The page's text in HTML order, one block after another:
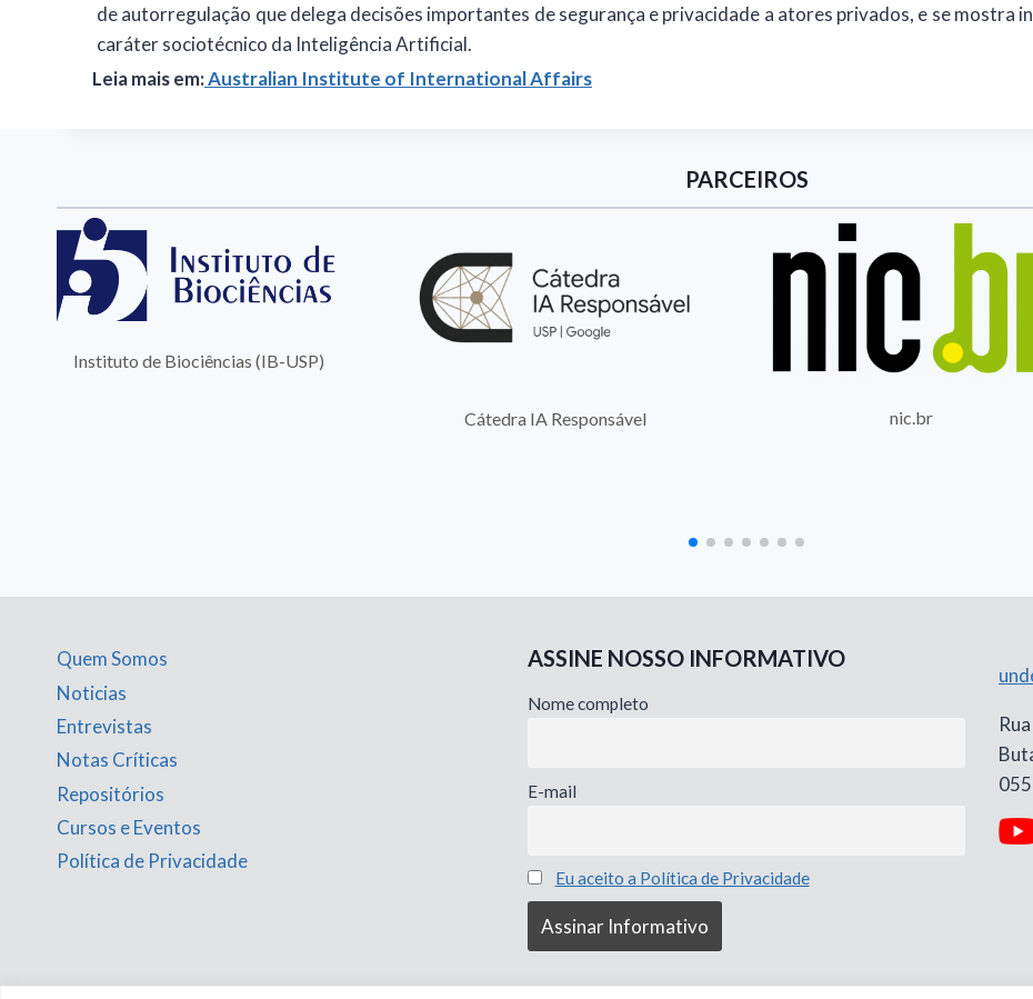
de autorregulação que delega decisões importantes de segurança e privacidade a atores privados, e se mostra
caráter sociotécnico da Inteligência Artificial.
Leia mais em:Australian Institute of International Affairs
PARCEIROS
Instituto de Biociências (IB-USP)
Cátedra IA Responsável
nic.br
Quem Somos
Noticias
Entrevistas
Notas Críticas
Repositórios
Cursos e Eventos
Política de Privacidade
ASSINE NOSSO INFORMATIVO
Nome completo
E-mail
Eu aceito a Política de Privacidade